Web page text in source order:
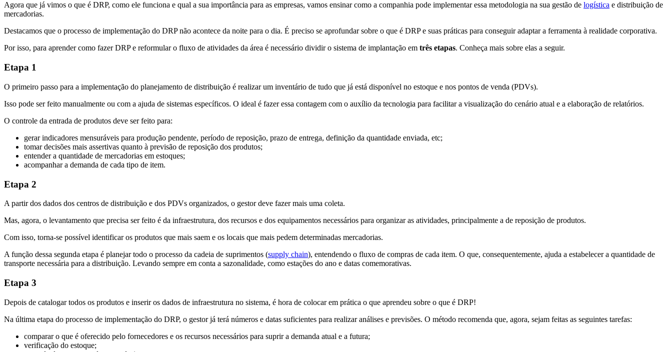
Agora que já vimos o que é DRP, como ele funciona e qual a sua importância para as empresas, vamos ensinar como a companhia pode implementar essa metodologia na sua gestão de logística e distribuição de
mercadorias.
Destacamos que o processo de implementação do DRP não acontece da noite para o dia. É preciso se aprofundar sobre o que é DRP e suas práticas para conseguir adaptar a ferramenta à realidade corporativa.
Por isso, para aprender como fazer DRP e reformular o fluxo de atividades da área é necessário dividir o sistema de implantação em três etapas. Conheça mais sobre elas a seguir.
Etapa 1
O primeiro passo para a implementação do planejamento de distribuição é realizar um inventário de tudo que já está disponível no estoque e nos pontos de venda (PDVs).
Isso pode ser feito manualmente ou com a ajuda de sistemas específicos. O ideal é fazer essa contagem com o auxílio da tecnologia para facilitar a visualização do cenário atual e a elaboração de relatórios.
O controle da entrada de produtos deve ser feito para:
gerar indicadores mensuráveis para produção pendente, período de reposição, prazo de entrega, definição da quantidade enviada, etc;
tomar decisões mais assertivas quanto à previsão de reposição dos produtos;
entender a quantidade de mercadorias em estoques;
acompanhar a demanda de cada tipo de item.
Etapa 2
A partir dos dados dos centros de distribuição e dos PDVs organizados, o gestor deve fazer mais uma coleta.
Mas, agora, o levantamento que precisa ser feito é da infraestrutura, dos recursos e dos equipamentos necessários para organizar as atividades, principalmente a de reposição de produtos.
Com isso, torna-se possível identificar os produtos que mais saem e os locais que mais pedem determinadas mercadorias.
A função dessa segunda etapa é planejar todo o processo da cadeia de suprimentos (supply chain), entendendo o fluxo de compras de cada item. O que, consequentemente, ajuda a estabelecer a quantidade de
transporte necessária para a distribuição. Levando sempre em conta a sazonalidade, como estações do ano e datas comemorativas.
Etapa 3
Depois de catalogar todos os produtos e inserir os dados de infraestrutura no sistema, é hora de colocar em prática o que aprendeu sobre o que é DRP!
Na última etapa do processo de implementação do DRP, o gestor já terá números e datas suficientes para realizar análises e previsões. O método recomenda que, agora, sejam feitas as seguintes tarefas:
comparar o que é oferecido pelo fornecedores e os recursos necessários para suprir a demanda atual e a futura;
verificação do estoque;